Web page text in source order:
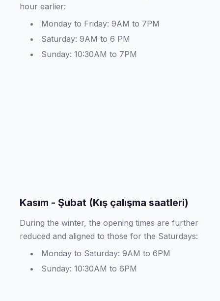
hour earlier:
Monday to Friday: 9AM to 7PM
Saturday: 9AM to 6 PM
Sunday: 10:30AM to 7PM
Kasım - Şubat (Kış çalışma saatleri)
During the winter, the opening times are further
reduced and aligned to those for the Saturdays:
Monday to Saturday: 9AM to 6PM
Sunday: 10:30AM to 6PM